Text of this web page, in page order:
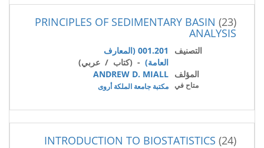
(23)
PRINCIPLES OF SEDIMENTARY BASIN
ANALYSIS
التصنيف
001.201 (المعارف
العامة) - (كتاب / عربي)
المؤلف ANDREW D. MIALL
متاح في مكتبة جامعة الملكة أروى
(24)
INTRODUCTION TO BIOSTATISTICS